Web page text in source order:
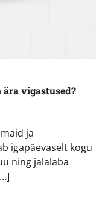
vigastused?
ja
igapäevaselt kogu
ning jalalaba